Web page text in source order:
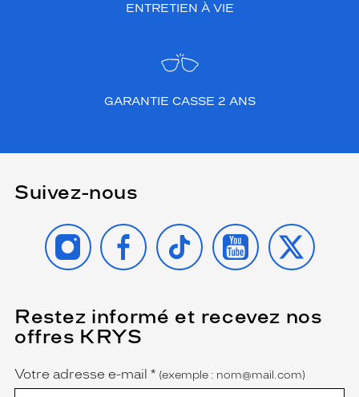
ENTRETIEN À VIE
GARANTIE CASSE 2 ANS
Suivez-nous
INSTAGRAMFACEBOOK
TIKTOK YOUTUBE
X
Restez informé et recevez nos
offres KRYS
Name
Votre adresse e-mail *
(Ce
champ
est
obligatoire)
(exemple : nom@mail.com)